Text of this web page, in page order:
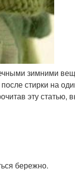
зимними
стирки на
эту статью,
бережно.